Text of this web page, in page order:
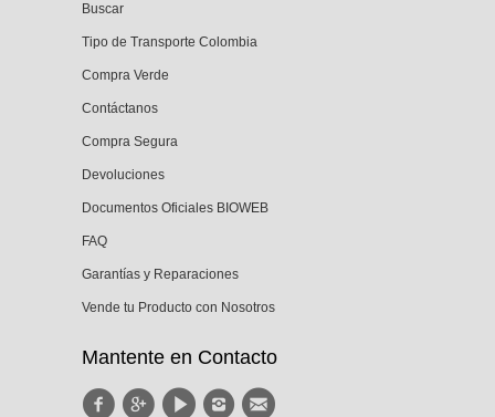
Buscar
Tipo de Transporte Colombia
Compra Verde
Contáctanos
Compra Segura
Devoluciones
Documentos Oficiales BIOWEB
FAQ
Garantías y Reparaciones
Vende tu Producto con Nosotros
Mantente en Contacto